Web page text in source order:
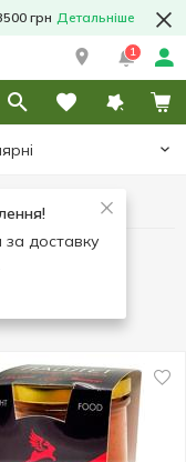
грн Детальніше
1
доставку